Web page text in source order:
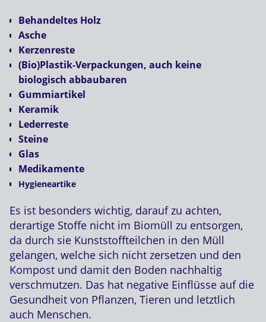
Behandeltes Holz
Asche
Kerzenreste
(Bio)Plastik-Verpackungen, auch keine
biologisch abbaubaren
Gummiartikel
Keramik
Lederreste
Steine
Glas
Medikamente
Hygieneartike
Es ist besonders wichtig, darauf zu achten,
derartige Stoffe nicht im Biomüll zu entsorgen,
da durch sie Kunststoffteilchen in den Müll
gelangen, welche sich nicht zersetzen und den
Kompost und damit den Boden nachhaltig
verschmutzen. Das hat negative Einflüsse auf die
Gesundheit von Pflanzen, Tieren und letztlich
auch Menschen.